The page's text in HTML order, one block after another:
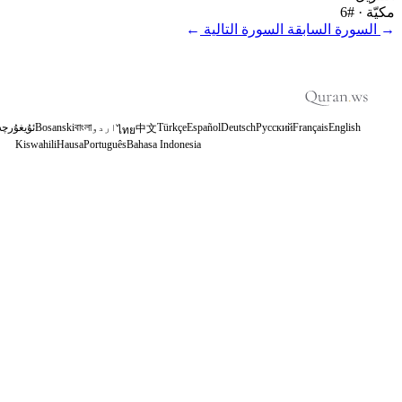
مكيّة · #6
←
السورة السابقة السورة التالية →
English
Français
Русский
Deutsch
Español
Türkçe
中文
ไทยاردوবাংলা
Bosanski
Bahasa Indonesia
Português
Hausa
Kiswahili